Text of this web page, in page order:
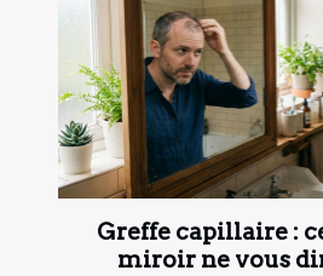
Greffe capillaire :
miroir ne vous